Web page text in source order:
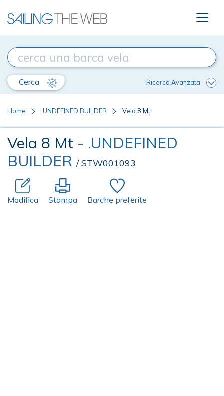
Cerca Ricerca Avanzata
Home .UNDEFINED BUILDER Vela 8 Mt
Vela 8 Mt - .UNDEFINED
BUILDER / STW001093
Modifica Stampa Barche preferite